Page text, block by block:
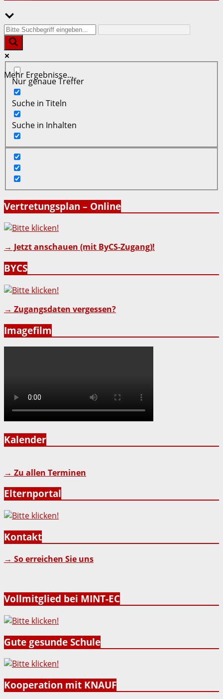
Mehr Ergebnisse...
Nur genaue Treffer
Suche in Titeln
Suche in Inhalten
Vertretungsplan – Online
→ Jetzt anschauen (mit ByCS-Zugang)!
BYCS
→ Zugangsdaten vergessen?
Imagefilm
Kalender
→ Zu allen Terminen
Elternportal
Kontakt
→ So erreichen Sie uns
Vollmitglied bei MINT-EC
Gute gesunde Schule
Kooperation mit KNAUF